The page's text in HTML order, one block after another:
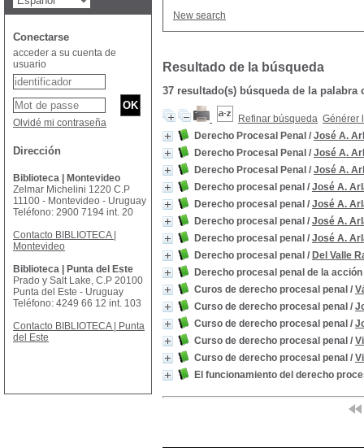
New search
Resultado de la búsqueda
37 resultado(s) búsqueda de la palabra
Refinar búsqueda Générer
Derecho Procesal Penal / José A.
Derecho Procesal Penal / José A.
Derecho Procesal Penal / José A.
Derecho procesal penal / José A.
Derecho procesal penal / José A.
Derecho procesal penal / José A.
Derecho procesal penal / José A.
Derecho procesal penal / Del Valle
Derecho procesal penal de la
Curos de derecho procesal penal /
Curso de derecho procesal penal /
Curso de derecho procesal penal /
Curso de derecho procesal penal /
Curso de derecho procesal penal /
El funcionamiento del derecho
Conectarse
acceder a su cuenta de
usuario
Olvidé mi contraseña
Dirección
Biblioteca | Montevideo
Zelmar Michelini 1220 C.P
11100 - Montevideo - Uruguay
Teléfono: 2900 7194 int. 20
Contacto BIBLIOTECA |
Montevideo
Biblioteca | Punta del Este
Prado y Salt Lake, C.P 20100
Punta del Este - Uruguay
Teléfono: 4249 66 12 int. 103
Contacto BIBLIOTECA | Punta
del Este